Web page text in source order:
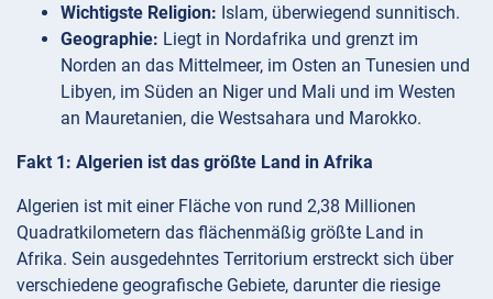
Wichtigste Religion: Islam, überwiegend sunnitisch.
Geographie: Liegt in Nordafrika und grenzt im
Norden an das Mittelmeer, im Osten an Tunesien und
Libyen, im Süden an Niger und Mali und im Westen
an Mauretanien, die Westsahara und Marokko.
Fakt 1: Algerien ist das größte Land in Afrika
Algerien ist mit einer Fläche von rund 2,38 Millionen
Quadratkilometern das flächenmäßig größte Land in
Afrika. Sein ausgedehntes Territorium erstreckt sich über
verschiedene geografische Gebiete, darunter die riesige